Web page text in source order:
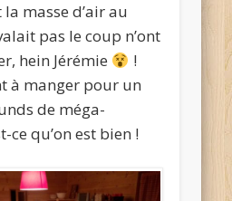
masse d’air au
pas le coup n’ont
hein Jérémie
!
à manger pour un
de méga-
ce qu’on est bien !